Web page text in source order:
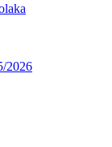
2026